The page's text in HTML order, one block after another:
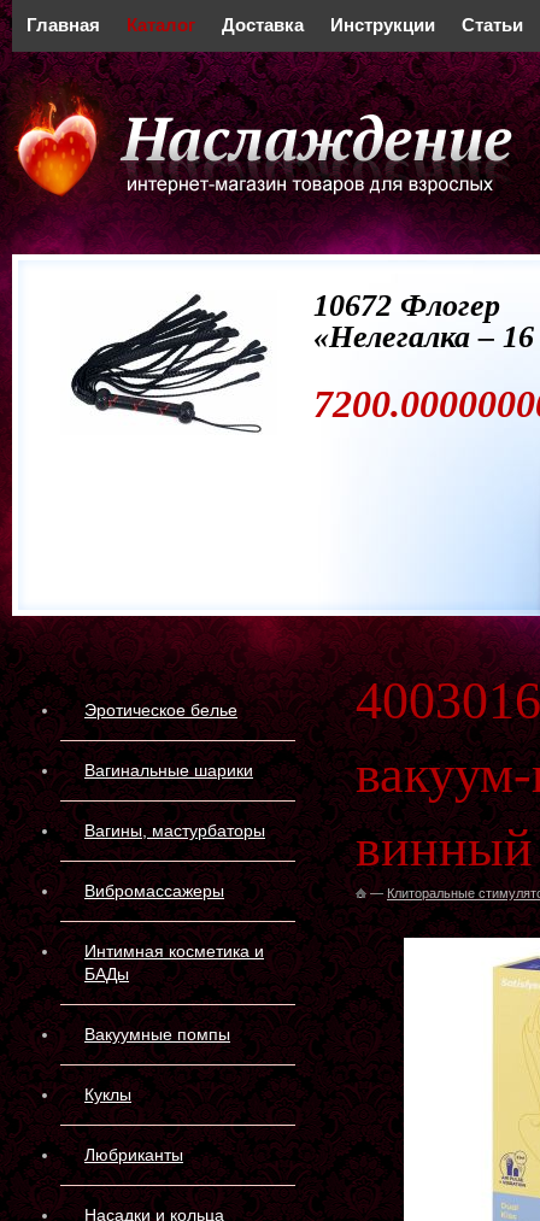
Главная Каталог Доставка Инструкции Статьи
10672 Флогер
«Нелегалка –
Эротическое белье
Вагинальные шарики
Вагины, мастурбаторы
Вибромассажеры
Интимная косметика и
БАДы
Вакуумные помпы
Куклы
Любриканты
Насадки и кольца
винный
—Клиторальные